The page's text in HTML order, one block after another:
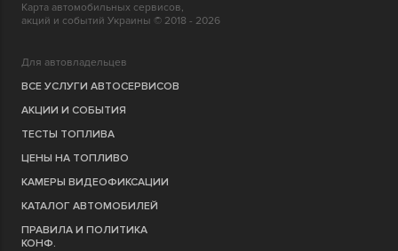
Карта автомобильных сервисов,
акций и событий Украины © 2018 - 2026
Для автовладельцев
ВСЕ УСЛУГИ АВТОСЕРВИСОВ
АКЦИИ И СОБЫТИЯ
ТЕСТЫ ТОПЛИВА
ЦЕНЫ НА ТОПЛИВО
КАМЕРЫ ВИДЕОФИКСАЦИИ
КАТАЛОГ АВТОМОБИЛЕЙ
ПРАВИЛА И ПОЛИТИКА
КОНФ.